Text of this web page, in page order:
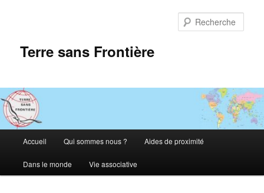
Terre sans Frontière
principal
Accueil Qui sommes nous ? Aides de proximité
Dans le monde Vie associative